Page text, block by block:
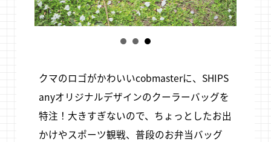
クマのロゴがかわいいcobmasterに、SHIPS
anyオリジナルデザインのクーラーバッグを
特注！大きすぎないので、ちょっとしたお出
かけやスポーツ観戦、普段のお弁当バッグ